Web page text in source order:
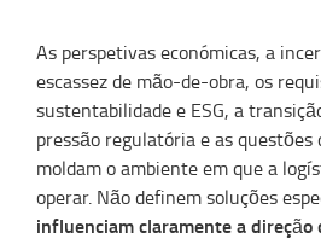
As perspetivas económicas, a
escassez de mão-de-obra, os
sustentabilidade e ESG, a
pressão regulatória e as questões
moldam o ambiente em que a
operar. Não definem soluções
influenciam claramente a direção